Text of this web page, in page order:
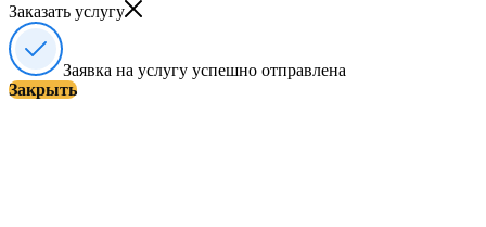
Заказать услугу
Заявка на услугу успешно отправлена
Закрыть